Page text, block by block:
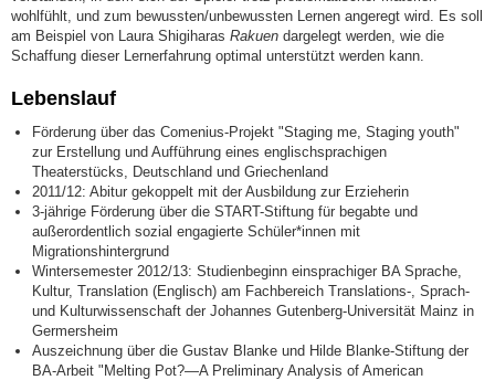
wohlfühlt, und zum bewussten/unbewussten Lernen angeregt wird. Es soll
am Beispiel von Laura Shigiharas Rakuen dargelegt werden, wie die
Schaffung dieser Lernerfahrung optimal unterstützt werden kann.
Lebenslauf
Förderung über das Comenius-Projekt "Staging me, Staging youth"
zur Erstellung und Aufführung eines englischsprachigen
Theaterstücks, Deutschland und Griechenland
2011/12: Abitur gekoppelt mit der Ausbildung zur Erzieherin
3-jährige Förderung über die START-Stiftung für begabte und
außerordentlich sozial engagierte Schüler*innen mit
Migrationshintergrund
Wintersemester 2012/13: Studienbeginn einsprachiger BA Sprache,
Kultur, Translation (Englisch) am Fachbereich Translations-, Sprach-
und Kulturwissenschaft der Johannes Gutenberg-Universität Mainz in
Germersheim
Auszeichnung über die Gustav Blanke und Hilde Blanke-Stiftung der
BA-Arbeit "Melting Pot?—A Preliminary Analysis of American